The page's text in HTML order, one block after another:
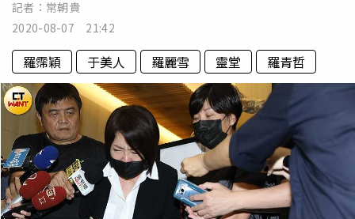
記者： 常朝貴
2020-08-07 21:42
羅霈穎 于美人 羅麗雪 靈堂 羅青哲